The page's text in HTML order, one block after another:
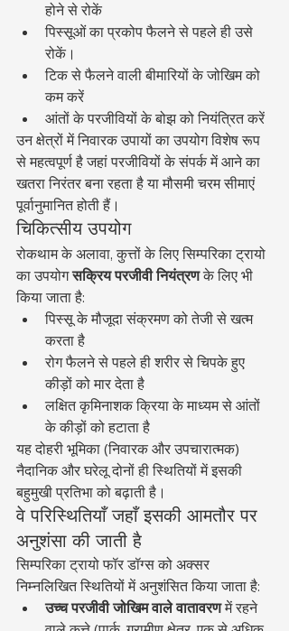
होने से रोकें
पिस्सूओं का प्रकोप फैलने से पहले ही उसे
रोकें।
टिक से फैलने वाली बीमारियों के जोखिम को
कम करें
आंतों के परजीवियों के बोझ को नियंत्रित करें
उन क्षेत्रों में निवारक उपायों का उपयोग विशेष रूप
से महत्वपूर्ण है जहां परजीवियों के संपर्क में आने का
खतरा निरंतर बना रहता है या मौसमी चरम सीमाएं
पूर्वानुमानित होती हैं।
चिकित्सीय उपयोग
रोकथाम के अलावा, कुत्तों के लिए सिम्परिका ट्रायो
का उपयोग सक्रिय परजीवी नियंत्रण के लिए भी
किया जाता है:
पिस्सू के मौजूदा संक्रमण को तेजी से खत्म
करता है
रोग फैलने से पहले ही शरीर से चिपके हुए
कीड़ों को मार देता है
लक्षित कृमिनाशक क्रिया के माध्यम से आंतों
के कीड़ों को हटाता है
यह दोहरी भूमिका (निवारक और उपचारात्मक)
नैदानिक और घरेलू दोनों ही स्थितियों में इसकी
बहुमुखी प्रतिभा को बढ़ाती है।
वे परिस्थितियाँ जहाँ इसकी आमतौर पर
अनुशंसा की जाती है
सिम्परिका ट्रायो फॉर डॉग्स को अक्सर
निम्नलिखित स्थितियों में अनुशंसित किया जाता है:
उच्च परजीवी जोखिम वाले वातावरण में रहने